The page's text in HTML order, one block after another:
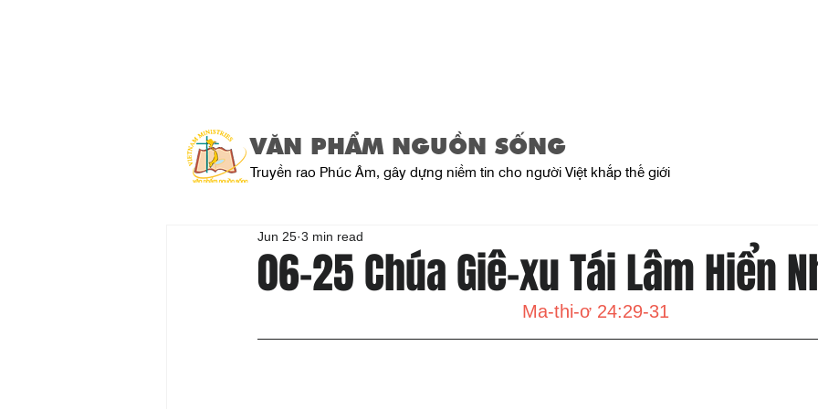
VĂN PHẨM NGUỒN SỐNG
Truyền rao Phúc Âm, gây dựng niềm tin cho người Việt khắp thế giới
06-25 Chúa Giê-xu Tái Lâm Hiển
Jun 25 3 min read
Ma-thi-ơ 24:29-31